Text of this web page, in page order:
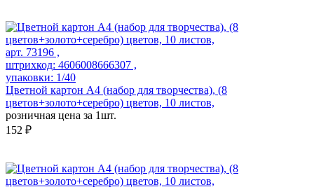
арт. 73196 ,
штрихкод: 4606008666307 ,
упаковки: 1/40
Цветной картон А4 (набор для творчества), (8
цветов+золото+серебро) цветов, 10 листов,
розничная цена за 1шт.
152 ₽